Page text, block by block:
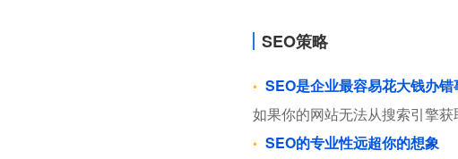
SEO策略
SEO是企业最容易花大钱办
如果你的网站无法从搜索引擎
SEO的专业性远超你的想象